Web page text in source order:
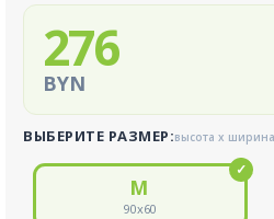
276
BYN
ВЫБЕРИТЕ РАЗМЕР:высота x
90x60